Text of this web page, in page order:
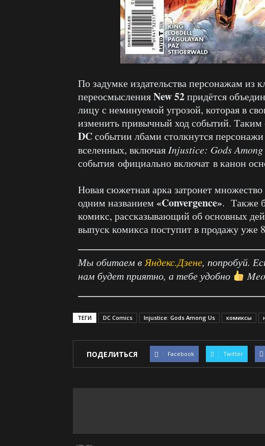
По задумке издательства персонажам из
переосмысленияNew 52придётся
лицу с неминуемой угрозой, которая в
изменить привычный ход событий. Таким
DCсобытии лбами столкнутся
вселенных, включаяInjustice: Gods Among
события официально включат в канон
Новая сюжетная арка затронет
одним названием «Convergence». Также
комикс, рассказывающий об основных
выпуск комикса поступит в продажу уже
Мы обитаем вЯндекс.Дзене, попробуй.
нам будет приятно, а тебе удобно
ТЕГИ DC Comics Injustice: Gods Among Us комиксы
ПОДЕЛИТЬСЯ Facebook Twitter